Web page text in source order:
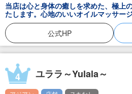
当店は心と身体の癒しを求めた、極上
たします。心地のいいオイルマッサー
れ・コリ・老廃物をリンパマッサージ
の癒しにも連動し、気づかないうちに
れます。心の緊張と身体の緊張をほぐ
お楽しみください。働く皆様の憩いの
し易い環境をご用意しております。雰
よう、最高の『癒し』の空間を提供いた
公式HP
4 ユララ～Yulala～